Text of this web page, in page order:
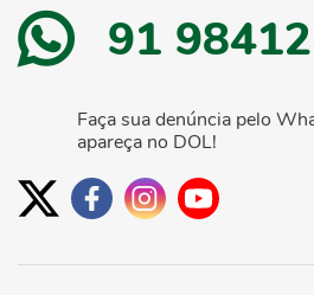
91
Faça sua denúncia pelo
apareça no DOL!